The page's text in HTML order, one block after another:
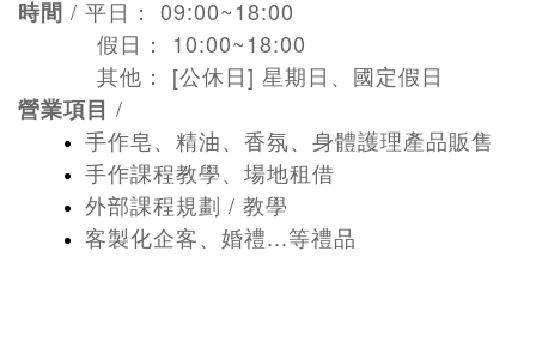
時間 / 平日： 09:00~18:00
假日： 10:00~18:00
其他： [公休日] 星期日、國定假日
營業項目 /
手作皂、精油、香氛、身體護理產品販售
手作課程教學、場地租借
外部課程規劃 / 教學
客製化企客、婚禮...等禮品